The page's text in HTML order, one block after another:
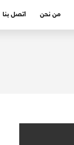
من نحن اتصل بنا